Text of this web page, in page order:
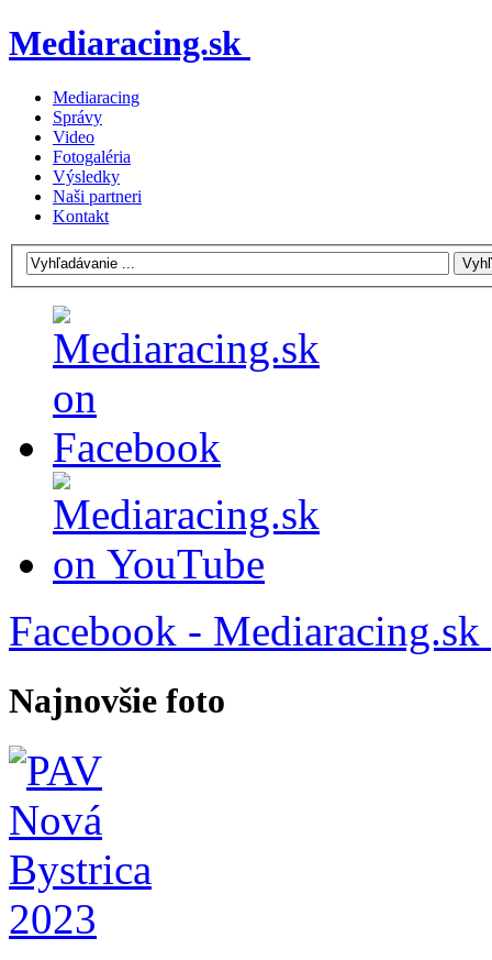
Mediaracing.sk
Mediaracing
Správy
Video
Fotogaléria
Výsledky
Naši partneri
Kontakt
Facebook - Mediaracing.sk
Najnovšie foto